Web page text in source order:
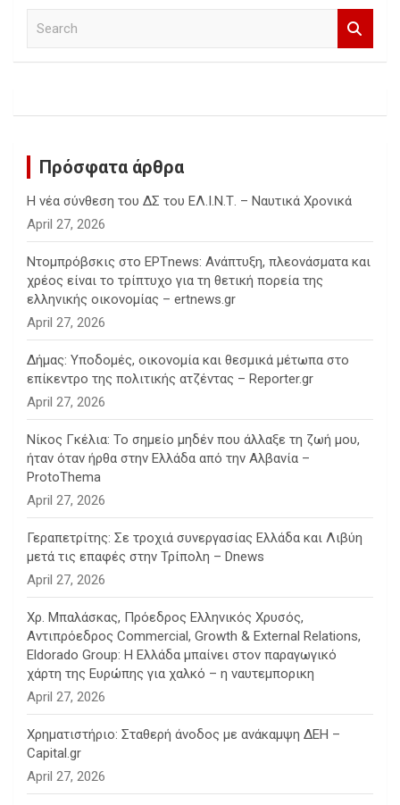
h
Πρόσφατα άρθρα
Η νέα σύνθεση του ΔΣ του ΕΛ.Ι.Ν.Τ. – Ναυτικά Χρονικά
April 27, 2026
Ντομπρόβσκις στο ΕΡΤnews: Ανάπτυξη, πλεονάσματα και
χρέος είναι το τρίπτυχο για τη θετική πορεία της
ελληνικής οικονομίας – ertnews.gr
April 27, 2026
Δήμας: Υποδομές, οικονομία και θεσμικά μέτωπα στο
επίκεντρο της πολιτικής ατζέντας – Reporter.gr
April 27, 2026
Νίκος Γκέλια: Το σημείο μηδέν που άλλαξε τη ζωή μου,
ήταν όταν ήρθα στην Ελλάδα από την Αλβανία –
ProtoThema
April 27, 2026
Γεραπετρίτης: Σε τροχιά συνεργασίας Ελλάδα και Λιβύη
μετά τις επαφές στην Τρίπολη – Dnews
April 27, 2026
Χρ. Μπαλάσκας, Πρόεδρος Ελληνικός Χρυσός,
Αντιπρόεδρος Commercial, Growth & External Relations,
Eldorado Group: Η Ελλάδα μπαίνει στον παραγωγικό
χάρτη της Ευρώπης για χαλκό – η ναυτεμπορικη
April 27, 2026
Χρηματιστήριο: Σταθερή άνοδος με ανάκαμψη ΔΕΗ –
Capital.gr
April 27, 2026